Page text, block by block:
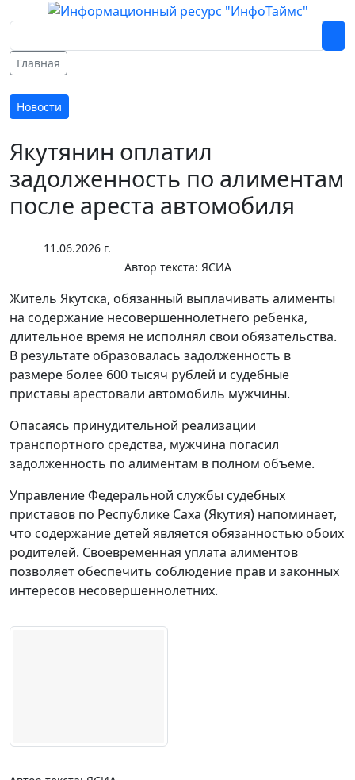
Главная
Новости
Якутянин оплатил
задолженность по алиментам
после ареста автомобиля
11.06.2026 г.
Автор текста: ЯСИА
Житель Якутска, обязанный выплачивать алименты
на содержание несовершеннолетнего ребенка,
длительное время не исполнял свои обязательства.
В результате образовалась задолженность в
размере более 600 тысяч рублей и судебные
приставы арестовали автомобиль мужчины.
Опасаясь принудительной реализации
транспортного средства, мужчина погасил
задолженность по алиментам в полном объеме.
Управление Федеральной службы судебных
приставов по Республике Саха (Якутия) напоминает,
что содержание детей является обязанностью обоих
родителей. Своевременная уплата алиментов
позволяет обеспечить соблюдение прав и законных
интересов несовершеннолетних.